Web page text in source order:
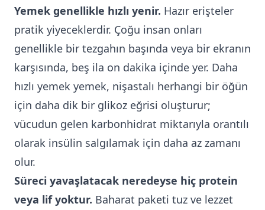
Yemek genellikle hızlı yenir. Hazır erişteler
pratik yiyeceklerdir. Çoğu insan onları
genellikle bir tezgahın başında veya bir ekranın
karşısında, beş ila on dakika içinde yer. Daha
hızlı yemek yemek, nişastalı herhangi bir öğün
için daha dik bir glikoz eğrisi oluşturur;
vücudun gelen karbonhidrat miktarıyla orantılı
olarak insülin salgılamak için daha az zamanı
olur.
Süreci yavaşlatacak neredeyse hiç protein
veya lif yoktur. Baharat paketi tuz ve lezzet